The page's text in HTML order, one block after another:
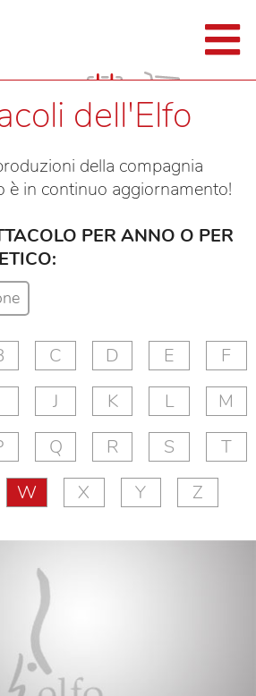
dell'Elfo
della compagnia
è in continuo aggiornamento!
PER ANNO O PER
C D E
F
J K L
M
Q R S
T
W X Y Z